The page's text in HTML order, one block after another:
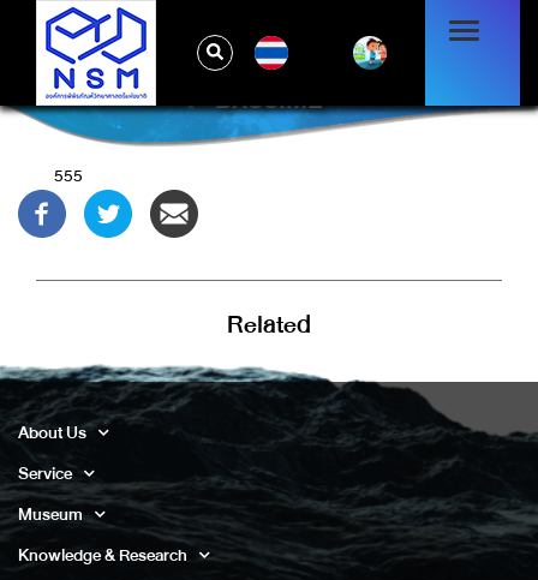
BXSS.ME
555
Related
About Us
Service
Museum
Knowledge & Research